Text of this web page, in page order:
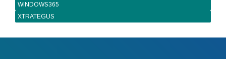
WINDOWS365
XTRATEGUS